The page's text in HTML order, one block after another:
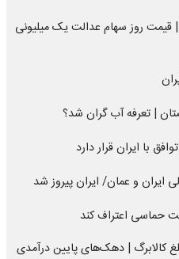
روز سهام عدالت یک میلیونی
| تعرفه آب گران شد؟
ایران و عمان/ ایران پیروز شد
حماسی اعتراف کند
کالابرگ | دهک‌های پایین درآمدی